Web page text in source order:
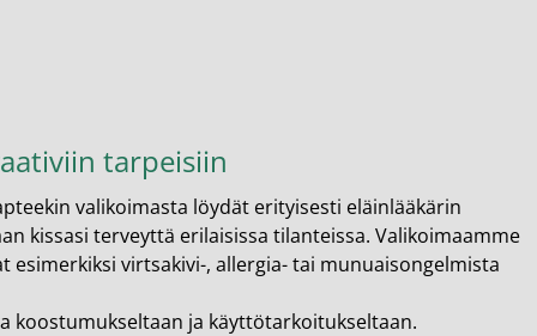
tarpeisiin
valikoimasta löydät erityisesti eläinlääkärin
kissasi terveyttä erilaisissa tilanteissa. Valikoimaamme
esimerkiksi virtsakivi-, allergia- tai munuaisongelmista
koostumukseltaan ja käyttötarkoitukseltaan.